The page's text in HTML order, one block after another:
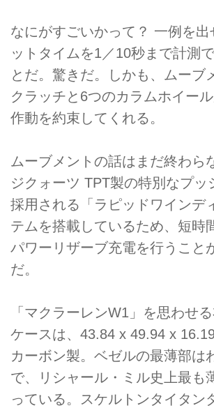
なにがすごいかって？ 一例を出
ットタイムを1／10秒まで計測
とだ。驚きだ。しかも、ムーブ
クラッチと6つのカラムホイー
作動を約束してくれる。
ムーブメントの話はまだ終わら
ジクォーツ TPT製の特別なプッ
採用される「ラピッドワインデ
テムを搭載しているため、短時
パワーリザーブ充電を行うこと
だ。
「マクラーレンW1」を思わせ
ケースは、43.84 x 49.94 x
カーボン製。ベゼルの最薄部は
で、リシャール・ミル史上最も
っている。スケルトンタイタン